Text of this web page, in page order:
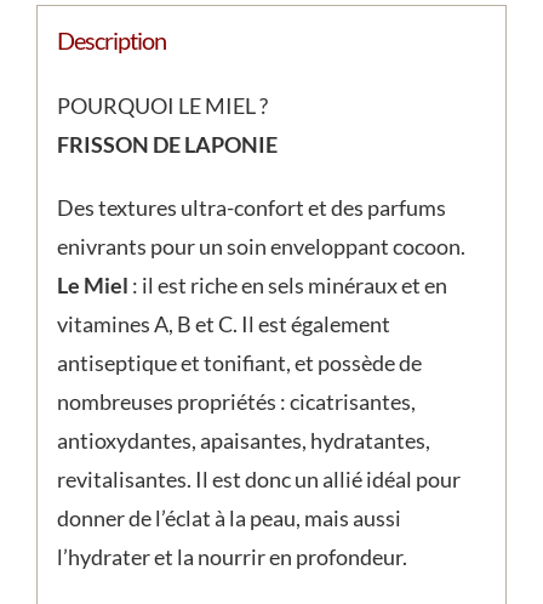
Description
POURQUOI LE MIEL ?
FRISSON DE LAPONIE
Des textures ultra-confort et des parfums
enivrants pour un soin enveloppant cocoon.
Le Miel : il est riche en sels minéraux et en
vitamines A, B et C. Il est également
antiseptique et tonifiant, et possède de
nombreuses propriétés : cicatrisantes,
antioxydantes, apaisantes, hydratantes,
revitalisantes. Il est donc un allié idéal pour
donner de l’éclat à la peau, mais aussi
l’hydrater et la nourrir en profondeur.